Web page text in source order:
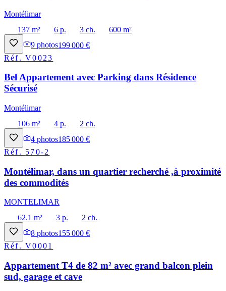
Montélimar
137 m²
6 p. 3 ch.
600 m²
9 photos199 000 €
Réf.V0023
Bel Appartement avec Parking dans Résidence
Sécurisé
Montélimar
106 m²
4 p.
2 ch.
4 photos185 000 €
Réf. 570-2
Montélimar, dans un quartier recherché ,à proximité
des commodités
MONTELIMAR
62.1 m²
3 p.
2 ch.
8 photos155 000 €
Réf.V0001
Appartement T4 de 82 m² avec grand balcon plein
sud, garage et cave